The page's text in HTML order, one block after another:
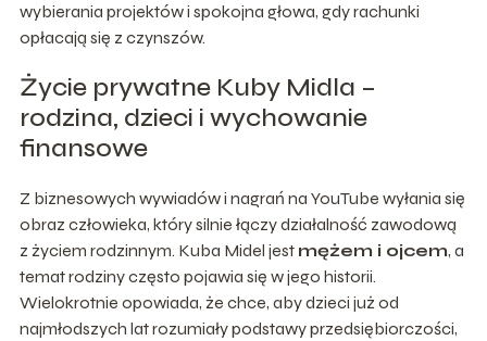
wybierania projektów i spokojna głowa, gdy rachunki
opłacają się z czynszów.
Życie prywatne Kuby Midla –
rodzina, dzieci i wychowanie
finansowe
Z biznesowych wywiadów i nagrań na YouTube wyłania się
obraz człowieka, który silnie łączy działalność zawodową
z życiem rodzinnym. Kuba Midel jest mężem i ojcem, a
temat rodziny często pojawia się w jego historii.
Wielokrotnie opowiada, że chce, aby dzieci już od
najmłodszych lat rozumiały podstawy przedsiębiorczości,